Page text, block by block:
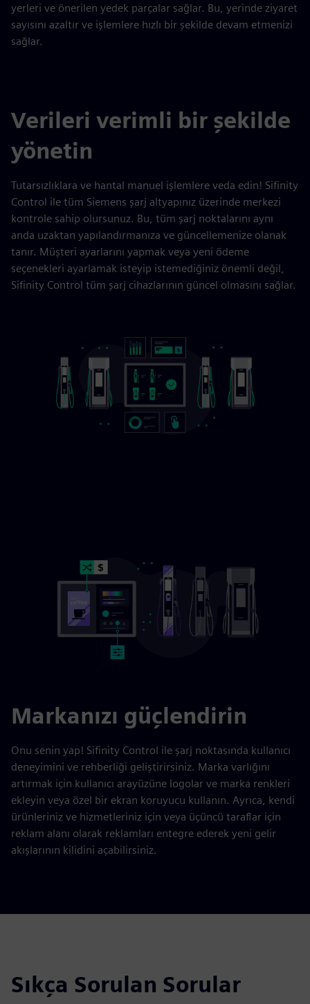
yerleri ve önerilen yedek parçalar sağlar. Bu, yerinde ziyaret
sayısını azaltır ve işlemlere hızlı bir şekilde devam etmenizi
sağlar.
Verileri verimli bir şekilde
yönetin
Tutarsızlıklara ve hantal manuel işlemlere veda edin! Sifinity
Control ile tüm Siemens şarj altyapınız üzerinde merkezi
kontrole sahip olursunuz. Bu, tüm şarj noktalarını aynı
anda uzaktan yapılandırmanıza ve güncellemenize olanak
tanır. Müşteri ayarlarını yapmak veya yeni ödeme
seçenekleri ayarlamak isteyip istemediğiniz önemli değil,
Sifinity Control tüm şarj cihazlarının güncel olmasını sağlar.
Markanızı güçlendirin
Onu senin yap! Sifinity Control ile şarj noktasında kullanıcı
deneyimini ve rehberliği geliştirirsiniz. Marka varlığını
artırmak için kullanıcı arayüzüne logolar ve marka renkleri
ekleyin veya özel bir ekran koruyucu kullanın. Ayrıca, kendi
ürünleriniz ve hizmetleriniz için veya üçüncü taraflar için
reklam alanı olarak reklamları entegre ederek yeni gelir
akışlarının kilidini açabilirsiniz.
Sıkça Sorulan Sorular